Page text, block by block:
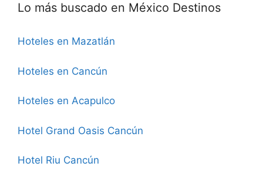
Lo más buscado en México Destinos
Hoteles en Mazatlán
Hoteles en Cancún
Hoteles en Acapulco
Hotel Grand Oasis Cancún
Hotel Riu Cancún